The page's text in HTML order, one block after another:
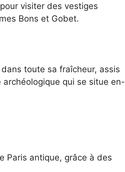
visiter des vestiges
Bons et Gobet.
toute sa fraîcheur, assis
qui se situe en-
Paris antique, grâce à des